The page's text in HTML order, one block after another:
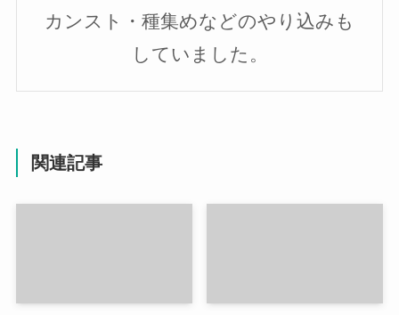
カンスト・種集めなどのやり込みも
していました。
関連記事